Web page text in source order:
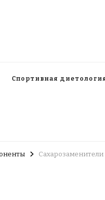
Спортивная
Сахарозаменители